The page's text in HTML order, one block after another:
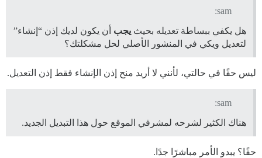
sam:
هل يكفي ببساطة تعديله بحيث يجب أن يكون لديك إذن “إنشاء”
لتعديل ويكي في المنشور الأصلي لحل مشكلتك؟
ليس حقًا في حالتي، لأنني لا أريد منح إذن الإنشاء فقط إذن التعديل.
sam:
هناك الكثير لشرحه لمشرفي الموقع حول هذا التبديل الجديد.
حقًا؟ يبدو الأمر مباشرًا جدًا.